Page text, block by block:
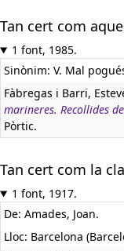
Tan cert com
1 font, 1985.
Sinònim: V. Mal
Fàbregas i Barri,
marineres. Recollides
Pòrtic.
Tan cert com la
1 font, 1917.
De: Amades, Joan.
Lloc: Barcelona